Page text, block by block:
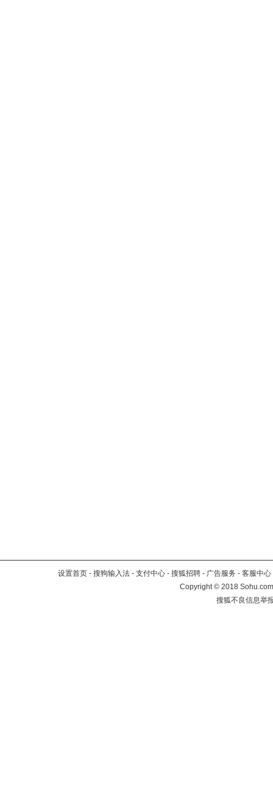
设置首页 - 搜狗输入法 - 支付中心 - 搜狐招聘 - 广告服务 - 客服中心
Copyright©2018
搜狐不良信息举